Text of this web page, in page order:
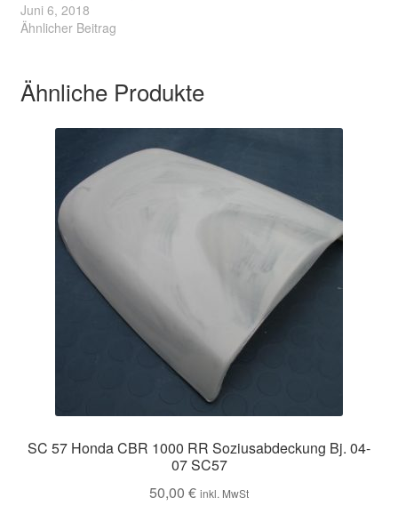
Juni 6, 2018
Ähnlicher Beitrag
Ähnliche Produkte
SC 57 Honda CBR 1000 RR Soziusabdeckung Bj. 04-
07 SC57
50,00 € inkl. MwSt